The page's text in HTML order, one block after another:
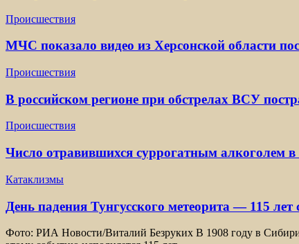
Происшествия
МЧС показало видео из Херсонской области
Происшествия
В российском регионе при обстрелах ВСУ
Происшествия
Число отравившихся суррогатным алкоголем в
Катаклизмы
День падения Тунгусского метеорита — 115
Фото: РИА Новости/Виталий Безруких В 1908 году в Сибири